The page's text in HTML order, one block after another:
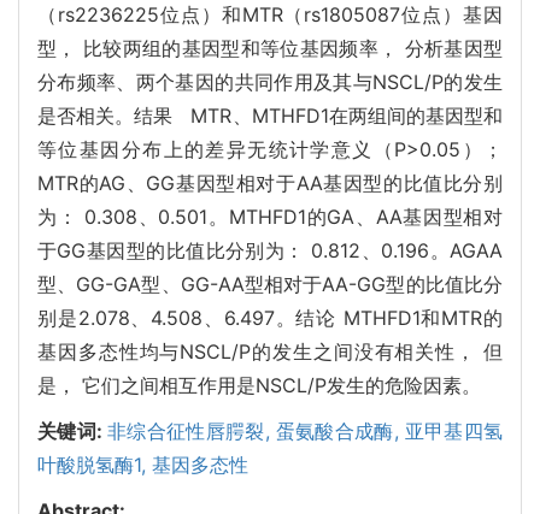
（rs2236225位点）和MTR（rs1805087位点）基因
型， 比较两组的基因型和等位基因频率， 分析基因型
分布频率、两个基因的共同作用及其与NSCL/P的发生
是否相关。结果 MTR、MTHFD1在两组间的基因型和
等位基因分布上的差异无统计学意义（P>0.05）；
MTR的AG、GG基因型相对于AA基因型的比值比分别
为： 0.308、0.501。MTHFD1的GA、AA基因型相对
于GG基因型的比值比分别为： 0.812、0.196。AGAA
型、GG-GA型、GG-AA型相对于AA-GG型的比值比分
别是2.078、4.508、6.497。结论 MTHFD1和MTR的
基因多态性均与NSCL/P的发生之间没有相关性， 但
是， 它们之间相互作用是NSCL/P发生的危险因素。
关键词:非综合征性唇腭裂, 蛋氨酸合成酶, 亚甲基四氢
叶酸脱氢酶1, 基因多态性